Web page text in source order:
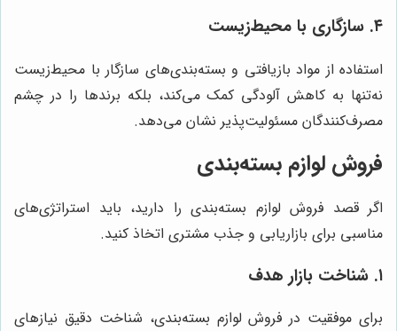
۴. سازگاری با محیط‌زیست
استفاده از مواد بازیافتی و بسته‌بندی‌های سازگار با محیط‌زیست
نه‌تنها به کاهش آلودگی کمک می‌کند، بلکه برندها را در چشم
مصرف‌کنندگان مسئولیت‌پذیر نشان می‌دهد.
فروش لوازم بسته‌بندی
اگر قصد فروش لوازم بسته‌بندی را دارید، باید استراتژی‌های
مناسبی برای بازاریابی و جذب مشتری اتخاذ کنید.
۱. شناخت بازار هدف
برای موفقیت در فروش لوازم بسته‌بندی، شناخت دقیق نیازهای